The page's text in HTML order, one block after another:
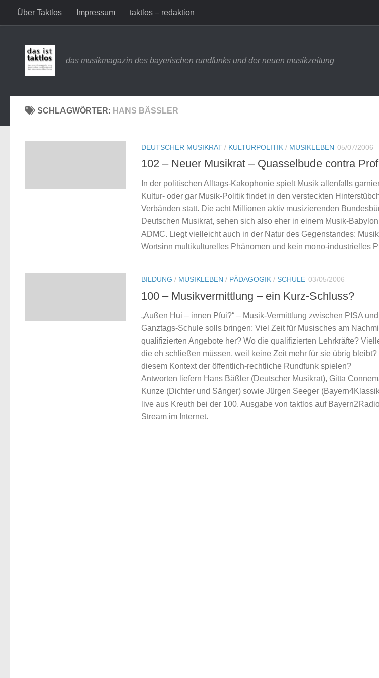
Zum Inhalt springen
Über Taktlos Impressum taktlos – redaktion
das musikmagazin des bayerischen rundfunks und der neuen musikzeitung
SCHLAGWÖRTER: HANS BÄSSLER
DEUTSCHER MUSIKRAT / KULTURPOLITIK / MUSIKLEBEN 05/07/2006
102 – Neuer Musikrat – Quasselbude contra
In der politischen Alltags-Kakophonie spielt Musik allenfalls
Kultur- oder gar Musik-Politik findet in den versteckten
Verbänden statt. Die acht Millionen aktiv musizierenden
Deutschen Musikrat, sehen sich also eher in einem Musik-
ADMC. Liegt vielleicht auch in der Natur des Gegenstandes:
Wortsinn multikulturelles Phänomen und kein mono-industrielles
BILDUNG / MUSIKLEBEN / PÄDAGOGIK / SCHULE 03/05/2006
100 – Musikvermittlung – ein Kurz-Schluss?
„Außen Hui – innen Pfui?“ – Musik-Vermittlung zwischen PISA
Ganztags-Schule solls bringen: Viel Zeit für Musisches am
qualifizierten Angebote her? Wo die qualifizierten Lehrkräfte?
die eh schließen müssen, weil keine Zeit mehr für sie übrig
diesem Kontext der öffentlich-rechtliche Rundfunk spielen?
Antworten liefern Hans Bäßler (Deutscher Musikrat), Gitta
Kunze (Dichter und Sänger) sowie Jürgen Seeger
live aus Kreuth bei der 100. Ausgabe von taktlos auf
Stream im Internet.